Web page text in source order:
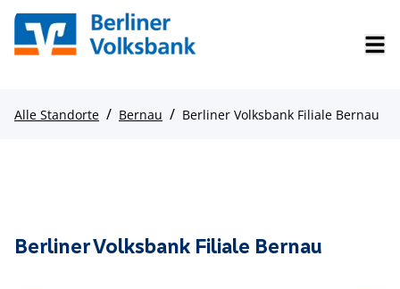
Alle Standorte / Bernau / Berliner Volksbank Filiale Bernau
Berliner Volksbank Filiale Bernau